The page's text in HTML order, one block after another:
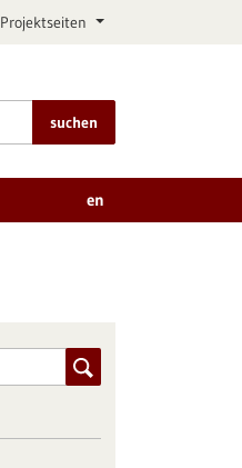
Projektseiten
suchen
en